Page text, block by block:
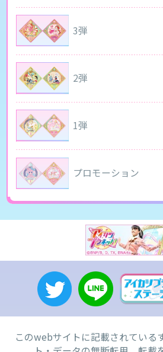
3弾
2弾
1弾
プロモーション
このwebサイトに記載されている